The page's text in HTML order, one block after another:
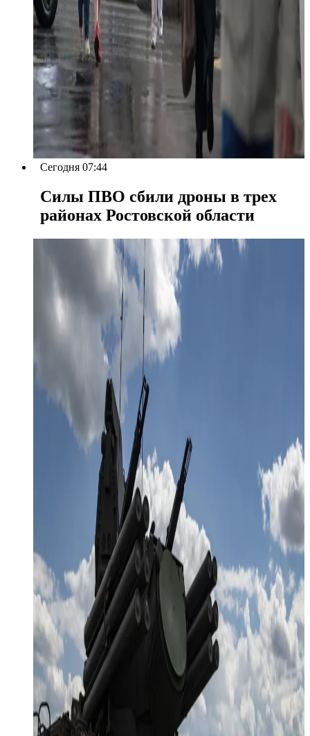
Сегодня 07:44
Силы ПВО сбили дроны в трех
районах Ростовской области